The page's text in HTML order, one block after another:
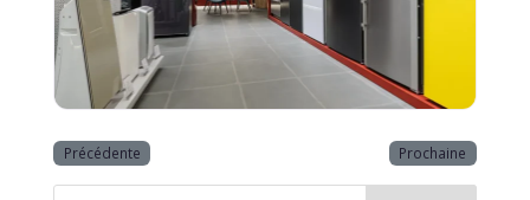
Précédente Prochaine